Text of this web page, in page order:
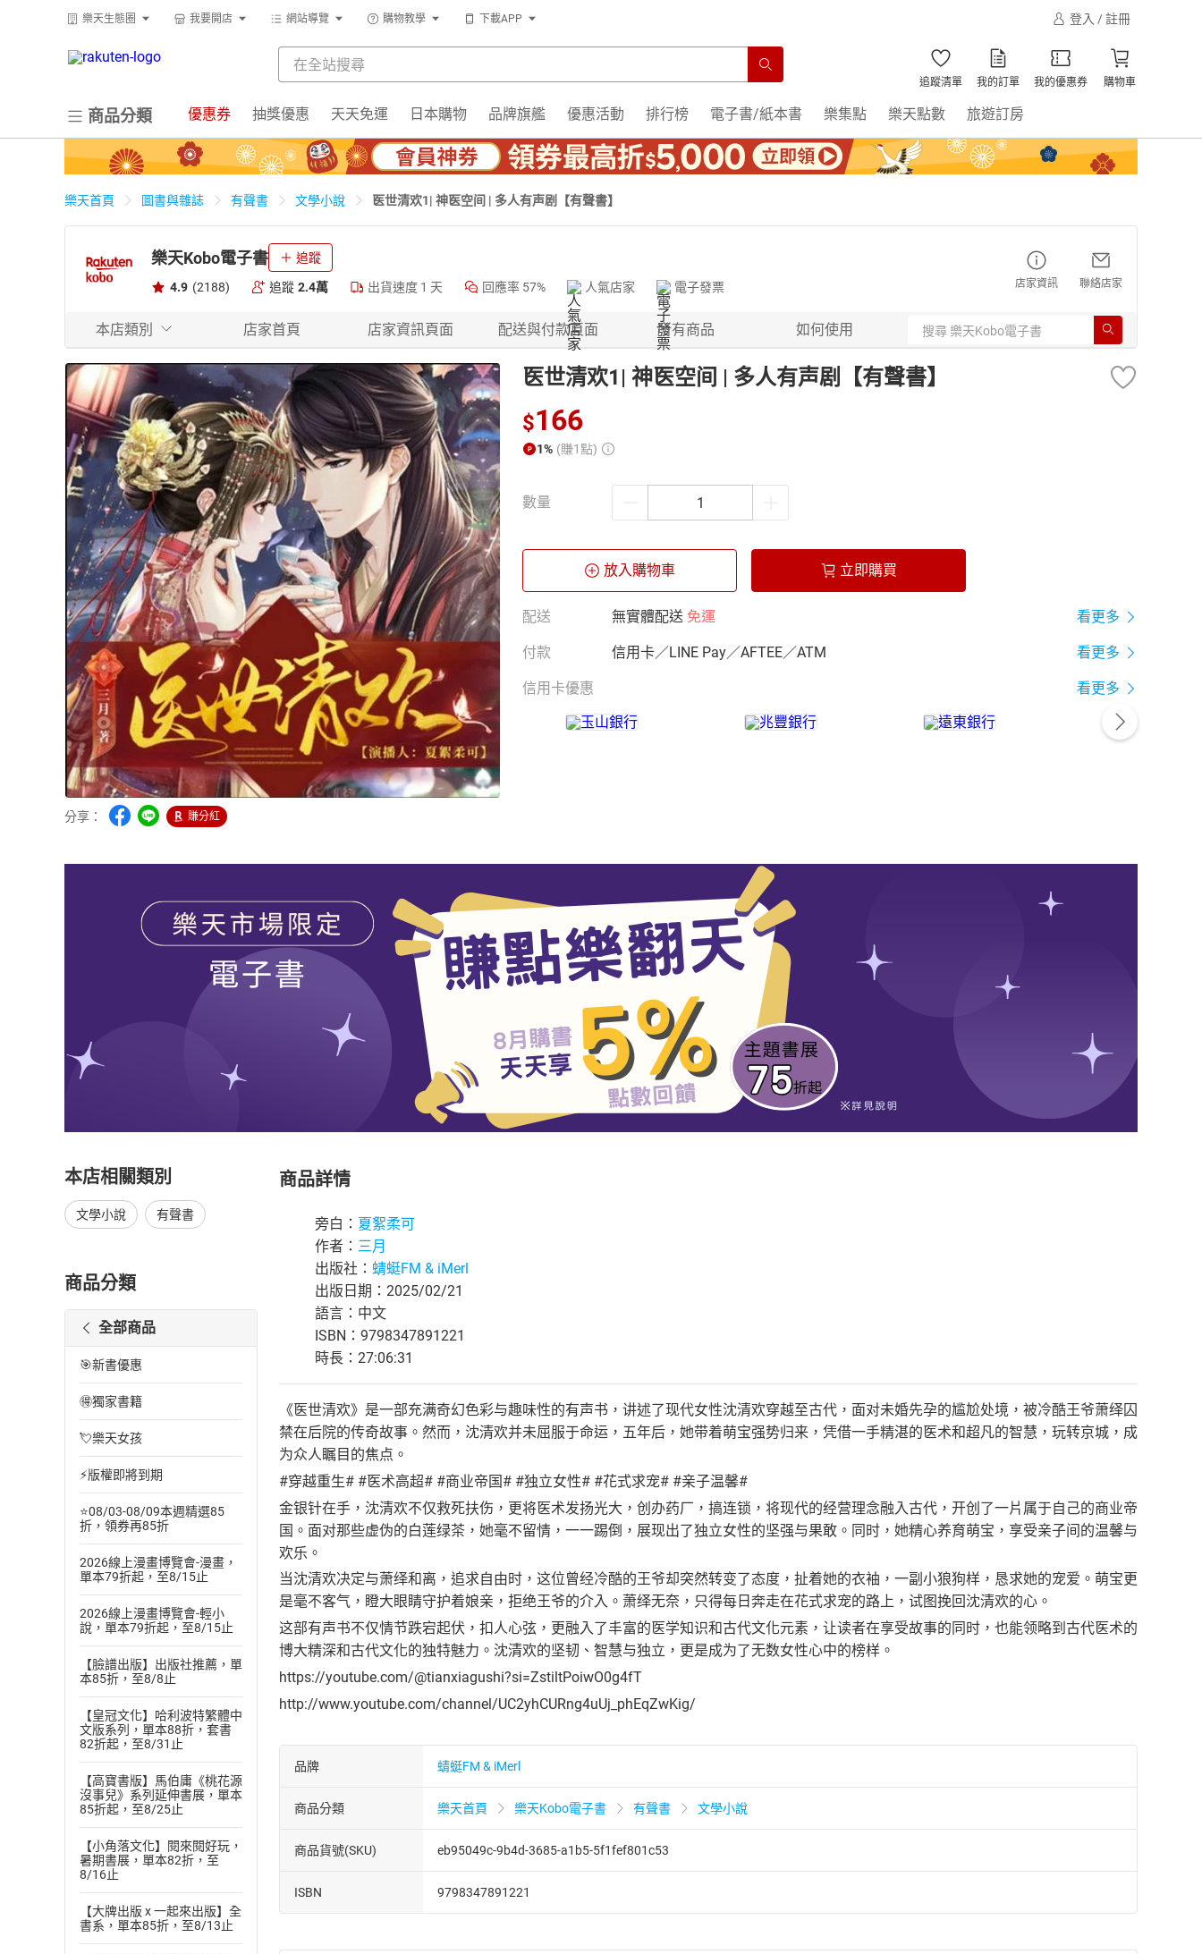
樂天生態圈 我要開店 網站導覽 購物教學 下載APP 登入 / 註冊
追蹤清單 我的訂單 我的優惠券 購物車
商品分類 優惠券 抽獎優惠 天天免運 日本購物 品牌旗艦 優惠活動 排行榜 電子書/紙本書 樂集點 樂天點數 旅遊訂房
樂天首頁 圖書與雜誌 有聲書 文學小說 医世清欢1| 神医空间 | 多人有声剧【有聲書】
樂天Kobo電子書 追蹤
4.9 (2188) 追蹤 2.4萬 出貨速度 1 天 回應率 57% 人氣店家 電子發票 店家資訊 聯絡店家
本店類別 店家首頁 店家資訊頁面 配送與付款頁面 所有商品 如何使用
分享： 賺分紅
医世清欢1| 神医空间 | 多人有声剧【有聲書】
$166
1% (賺1點)
數量
放入購物車 立即購買
配送 無實體配送 免運 看更多
付款 信用卡／LINE Pay／AFTEE／ATM 看更多
信用卡優惠 看更多
本店相關類別
文學小說 有聲書
商品分類
全部商品
🎯新書優惠
🉐獨家書籍
💘樂天女孩
⚡版權即將到期
⭐08/03-08/09本週精選85
折，領券再85折
2026線上漫畫博覽會-漫畫，
單本79折起，至8/15止
2026線上漫畫博覽會-輕小
說，單本79折起，至8/15止
【臉譜出版】出版社推薦，單
本85折，至8/8止
【皇冠文化】哈利波特繁體中
文版系列，單本88折，套書
82折起，至8/31止
【高寶書版】馬伯庸《桃花源
沒事兒》系列延伸書展，單本
85折起，至8/25止
【小角落文化】閱來閱好玩，
暑期書展，單本82折，至
8/16止
【大牌出版 x 一起來出版】全
書系，單本85折，至8/13止
商品詳情
旁白： 夏絮柔可
作者： 三月
出版社： 蜻蜓FM & iMerl
出版日期：2025/02/21
語言：中文
ISBN：9798347891221
時長：27:06:31
《医世清欢》是一部充满奇幻色彩与趣味性的有声书，讲述了现代女性沈清欢穿越至古代，面对未婚先孕的尴尬处境，被冷酷王爷萧绎囚
禁在后院的传奇故事。然而，沈清欢并未屈服于命运，五年后，她带着萌宝强势归来，凭借一手精湛的医术和超凡的智慧，玩转京城，成
为众人瞩目的焦点。
#穿越重生# #医术高超# #商业帝国# #独立女性# #花式求宠# #亲子温馨#
金银针在手，沈清欢不仅救死扶伤，更将医术发扬光大，创办药厂，搞连锁，将现代的经营理念融入古代，开创了一片属于自己的商业帝
国。面对那些虚伪的白莲绿茶，她毫不留情，一一踢倒，展现出了独立女性的坚强与果敢。同时，她精心养育萌宝，享受亲子间的温馨与
欢乐。
当沈清欢决定与萧绎和离，追求自由时，这位曾经冷酷的王爷却突然转变了态度，扯着她的衣袖，一副小狼狗样，恳求她的宠爱。萌宝更
是毫不客气，瞪大眼睛守护着娘亲，拒绝王爷的介入。萧绎无奈，只得每日奔走在花式求宠的路上，试图挽回沈清欢的心。
这部有声书不仅情节跌宕起伏，扣人心弦，更融入了丰富的医学知识和古代文化元素，让读者在享受故事的同时，也能领略到古代医术的
博大精深和古代文化的独特魅力。沈清欢的坚韧、智慧与独立，更是成为了无数女性心中的榜样。
https://youtube.com/@tianxiagushi?si=ZstiltPoiwO0g4fT
http://www.youtube.com/channel/UC2yhCURng4uUj_phEqZwKig/
品牌 蜻蜓FM & iMerl
商品分類 樂天首頁 樂天Kobo電子書 有聲書 文學小說
商品貨號(SKU) eb95049c-9b4d-3685-a1b5-5f1fef801c53
ISBN 9798347891221